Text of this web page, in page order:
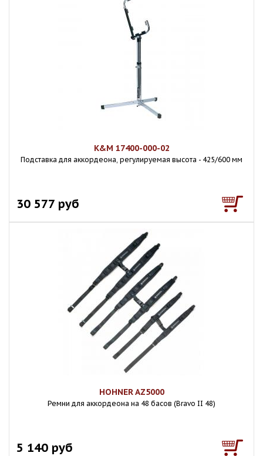
K&M 17400-000-02
Подставка для аккордеона, регулируемая высота - 425/600 мм
30 577 руб
HOHNER AZ5000
Ремни для аккордеона на 48 басов (Bravo II 48)
5 140 руб